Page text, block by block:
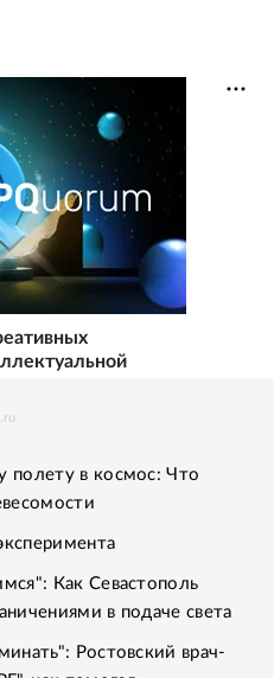
полету в космос: Что
Как Севастополь
в подаче света
Ростовский врач-